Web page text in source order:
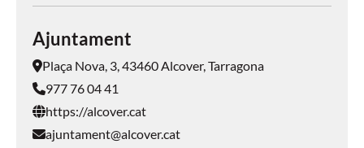
Ajuntament
Plaça Nova, 3, 43460 Alcover, Tarragona
977 76 04 41
https://alcover.cat
ajuntament@alcover.cat